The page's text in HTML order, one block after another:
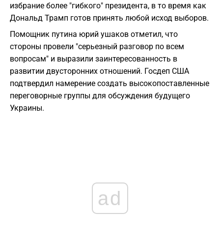
избрание более "гибкого" президента, в то время как
Дональд Трамп готов принять любой исход выборов.
Помощник путина юрий ушаков отметил, что
стороны провели "серьезный разговор по всем
вопросам" и выразили заинтересованность в
развитии двусторонних отношений. Госдеп США
подтвердил намерение создать высокопоставленные
переговорные группы для обсуждения будущего
Украины.
ad